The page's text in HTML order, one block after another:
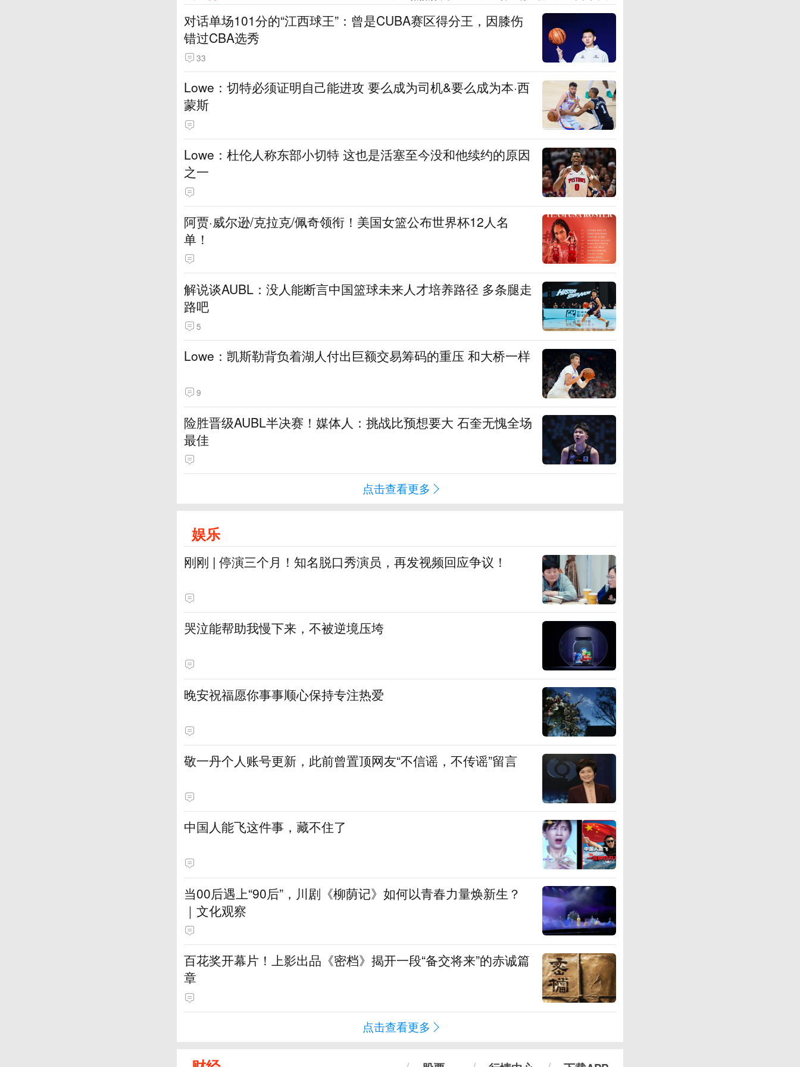
对话单场101分的“江西球王”：曾是CUBA赛区得分王，因膝伤
错过CBA选秀
33
Lowe：切特必须证明自己能进攻 要么成为司机&要么成为本·西
蒙斯
Lowe：杜伦人称东部小切特 这也是活塞至今没和他续约的原因
之一
阿贾·威尔逊/克拉克/佩奇领衔！美国女篮公布世界杯12人名
单！
解说谈AUBL：没人能断言中国篮球未来人才培养路径 多条腿走
路吧
5
Lowe：凯斯勒背负着湖人付出巨额交易筹码的重压 和大桥一样
9
险胜晋级AUBL半决赛！媒体人：挑战比预想要大 石奎无愧全场
最佳
点击查看更多
娱乐
刚刚 | 停演三个月！知名脱口秀演员，再发视频回应争议！
哭泣能帮助我慢下来，不被逆境压垮
晚安祝福愿你事事顺心保持专注热爱
敬一丹个人账号更新，此前曾置顶网友“不信谣，不传谣”留言
中国人能飞这件事，藏不住了
当00后遇上“90后”，川剧《柳荫记》如何以青春力量焕新生？
｜文化观察
百花奖开幕片！上影出品《密档》揭开一段“备交将来”的赤诚篇
章
点击查看更多